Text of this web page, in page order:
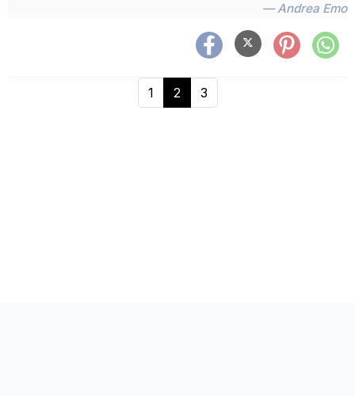
— Andrea Emo
1 2 3